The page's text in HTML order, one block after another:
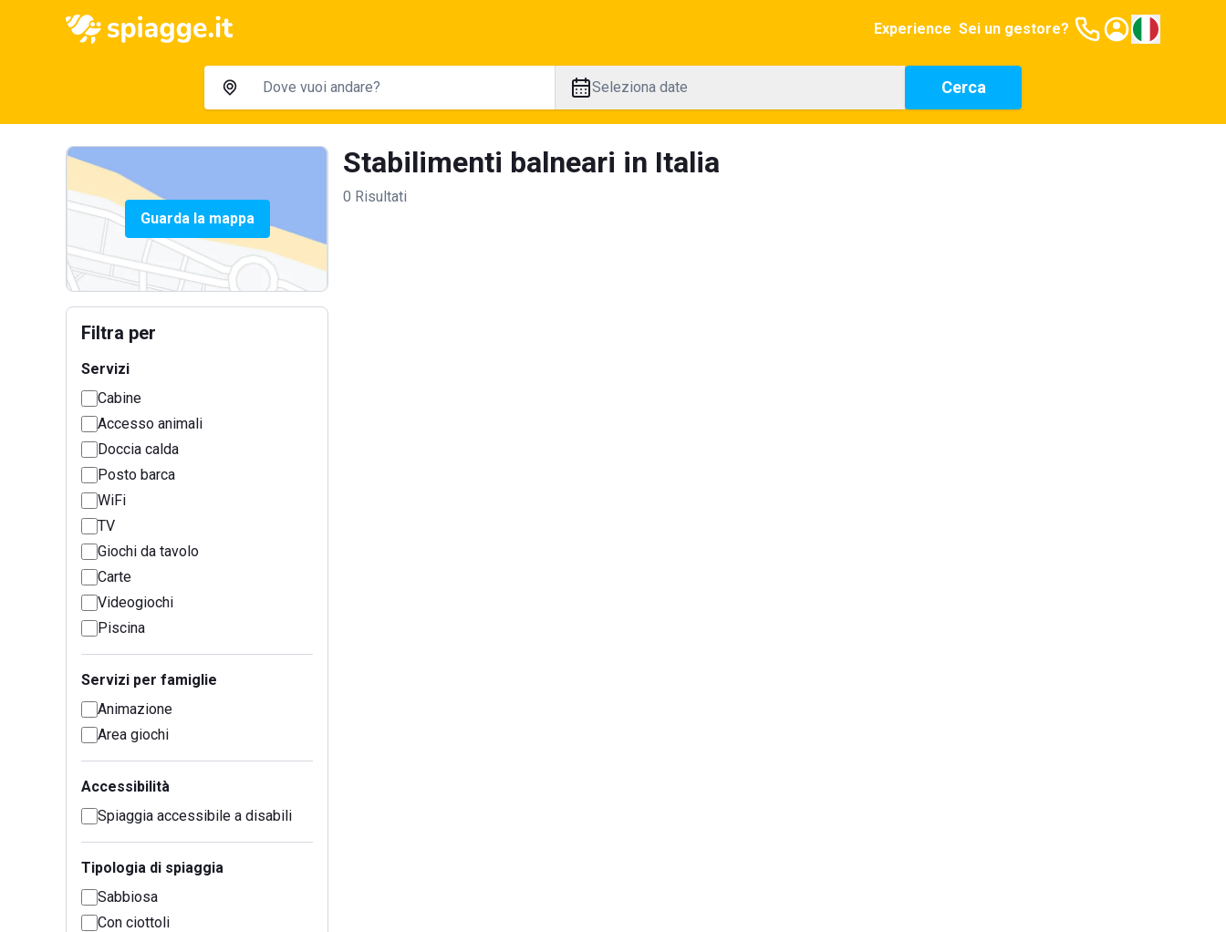
Experience Sei un gestore?
Seleziona date Cerca
Guarda la mappa
Filtra per
Servizi
Cabine
Accesso animali
Doccia calda
Posto barca
WiFi
TV
Giochi da tavolo
Carte
Videogiochi
Piscina
Servizi per famiglie
Animazione
Area giochi
Accessibilità
Spiaggia accessibile a disabili
Tipologia di spiaggia
Sabbiosa
Con ciottoli
Stabilimenti balneari in Italia
0 Risultati